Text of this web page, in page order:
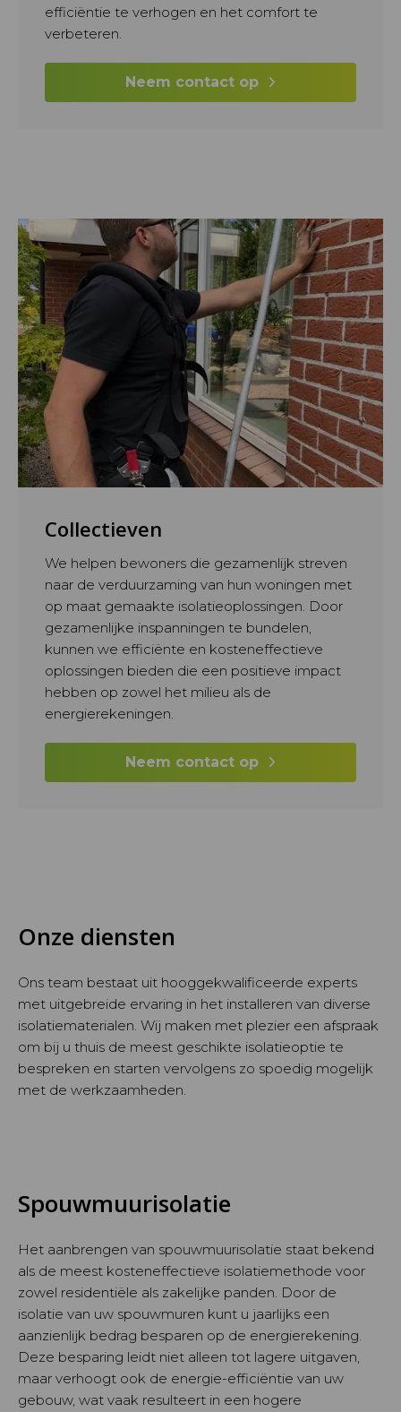
efficiëntie te verhogen en het comfort te
verbeteren.
Neem contact op
Collectieven
We helpen bewoners die gezamenlijk streven
naar de verduurzaming van hun woningen met
op maat gemaakte isolatieoplossingen. Door
gezamenlijke inspanningen te bundelen,
kunnen we efficiënte en kosteneffectieve
oplossingen bieden die een positieve impact
hebben op zowel het milieu als de
energierekeningen.
Neem contact op
Onze diensten
Ons team bestaat uit hooggekwalificeerde experts
met uitgebreide ervaring in het installeren van diverse
isolatiematerialen. Wij maken met plezier een afspraak
om bij u thuis de meest geschikte isolatieoptie te
bespreken en starten vervolgens zo spoedig mogelijk
met de werkzaamheden.
Spouwmuurisolatie
Het aanbrengen van spouwmuurisolatie staat bekend
als de meest kosteneffectieve isolatiemethode voor
zowel residentiële als zakelijke panden. Door de
isolatie van uw spouwmuren kunt u jaarlijks een
aanzienlijk bedrag besparen op de energierekening.
Deze besparing leidt niet alleen tot lagere uitgaven,
maar verhoogt ook de energie-efficiëntie van uw
gebouw, wat vaak resulteert in een hogere